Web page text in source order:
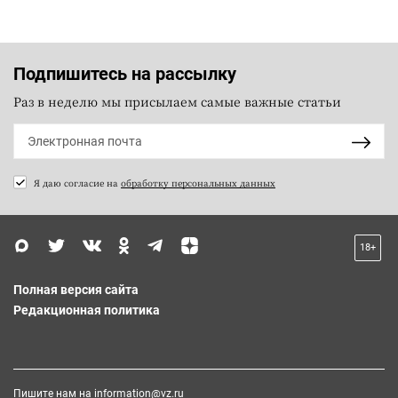
Подпишитесь на рассылку
Раз в неделю мы присылаем самые важные статьи
Я даю согласие на обработку персональных данных
18+
Полная версия сайта
Редакционная политика
Пишите нам на information@vz.ru